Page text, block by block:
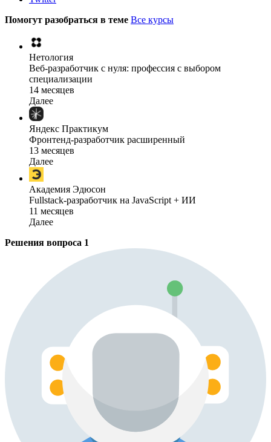
Помогут разобраться в теме Все курсы
Нетология
Веб-разработчик с нуля: профессия с выбором
специализации
14 месяцев
Далее
Яндекс Практикум
Фронтенд-разработчик расширенный
13 месяцев
Далее
Академия Эдюсон
Fullstack-разработчик на JavaScript + ИИ
11 месяцев
Далее
Решения вопроса 1